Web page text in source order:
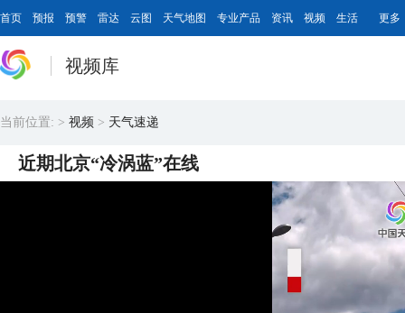
首页 预报 预警 雷达 云图 天气地图 专业产品 资讯 视频 生活 更多
视频库
当前位置: > 视频 > 天气速递
近期北京“冷涡蓝”在线